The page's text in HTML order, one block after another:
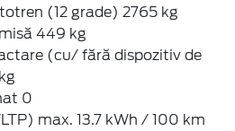
(12 grade) 2765 kg
449 kg
(cu/ fără dispozitiv de
0
max. 13.7 kWh / 100 km